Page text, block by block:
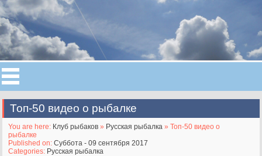
Топ-50 видео о рыбалке
You are here: Клуб рыбаков » Русская рыбалка » Топ-50 видео о
рыбалке
Published on:Суббота - 09 сентября 2017
Categories: Русская рыбалка